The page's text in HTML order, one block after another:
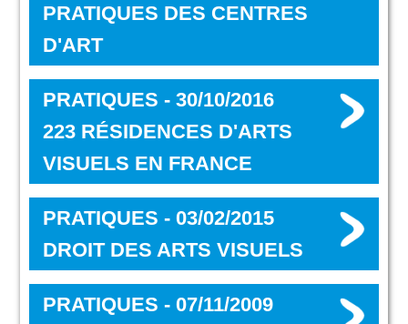
PRATIQUES DES CENTRES
D'ART
PRATIQUES - 30/10/2016
223 RÉSIDENCES D'ARTS
VISUELS EN FRANCE
PRATIQUES - 03/02/2015
DROIT DES ARTS VISUELS
PRATIQUES - 07/11/2009